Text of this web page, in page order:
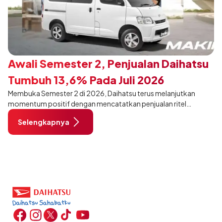
Awali Semester 2, Penjualan Daihatsu
Tumbuh 13,6% Pada Juli 2026
Membuka Semester 2 di 2026, Daihatsu terus melanjutkan
momentum positif dengan mencatatkan penjualan ritel
sebanyak 12.750 unit pada Juli 2026. Capaian tersebut tumbuh
13,6% dibandingkan periode yang sama tahun lalu sebanyak
11.220 unit, dan tetap stabil dibandingkan bulan Juni 2026 lalu.
Selengkapnya